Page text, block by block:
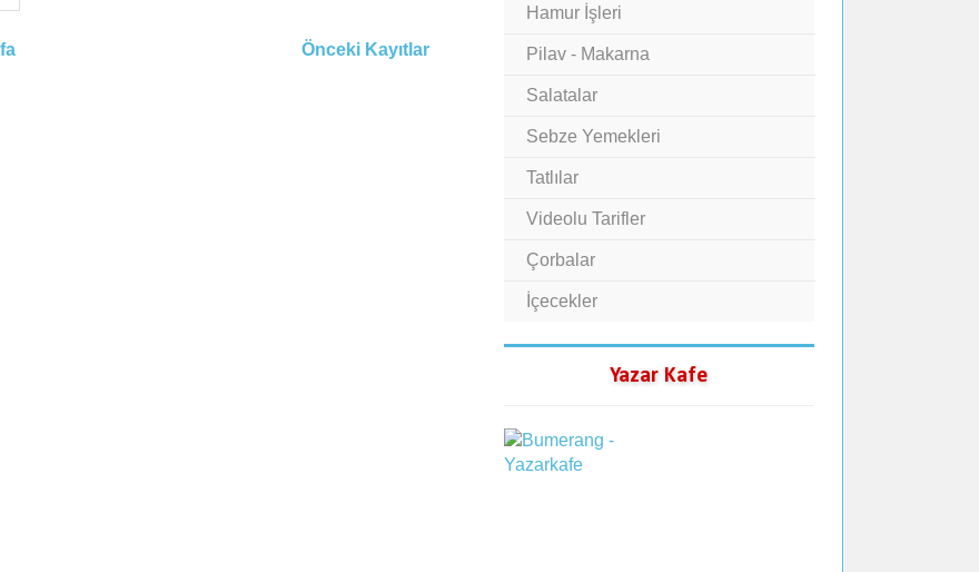
Önceki Kayıtlar
Hamur İşleri
Pilav - Makarna
Salatalar
Sebze Yemekleri
Tatlılar
Videolu Tarifler
Çorbalar
İçecekler
Yazar Kafe